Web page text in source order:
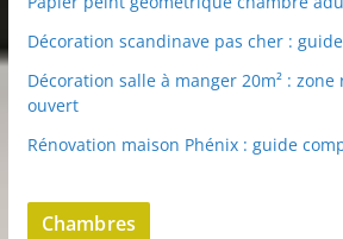
Décoration scandinave pas cher :
Décoration salle à manger 20m² : zone
ouvert
Rénovation maison Phénix : guide
Chambres